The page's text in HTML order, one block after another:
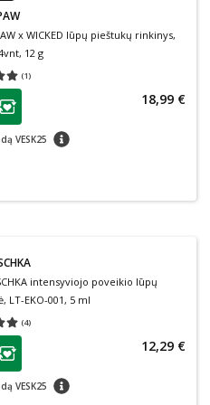
x WICKED lūpų pieštukų rinkinys,
12 g
(1) 5.00
klubo narių nuolaida
VESK25 patarimas
18,99 €
intensyviojo poveikio lūpų
LT-EKO-001, 5 ml
(4) 5.00
klubo narių nuolaida
VESK25 patarimas
12,29 €